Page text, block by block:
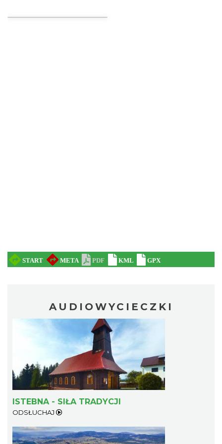
AUDIOWYCIECZKI
ISTEBNA - SIŁA TRADYCJI
ODSŁUCHAJ